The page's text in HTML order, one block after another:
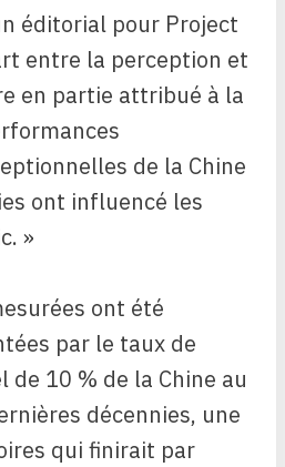
éditorial pour Project
entre la perception et
en partie attribué à la
de la Chine
ont influencé les
»
ont été
par le taux de
de 10 % de la Chine au
décennies, une
qui finirait par